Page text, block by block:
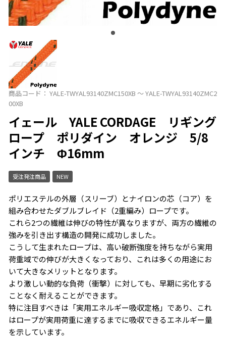
商品コード： YALE-TWYAL93140ZMC150XB ～ YALE-TWYAL93140ZMC2
00XB
イェール YALE CORDAGE リギング
ロープ ポリダイン オレンジ 5/8
インチ Φ16mm
受注発注商品 NEW
ポリエステルの外層（スリーブ）とナイロンの芯（コア）を
組み合わせたダブルブレイド（2重編み）ロープです。
これら2つの繊維は伸びの特性が異なりますが、両方の繊維の
強みを引き出す構造の開発に成功しました。
こうして生まれたロープは、高い破断強度を持ちながら実用
荷重域での伸びが大きくなっており、これは多くの用途にお
いて大きなメリットとなります。
より激しい動的な負荷（衝撃）に対しても、早期に劣化する
ことなく耐えることができます。
特に注目すべきは「実用エネルギー吸収定格」であり、これ
はロープが実用荷重に達するまでに吸収できるエネルギー量
を示しています。